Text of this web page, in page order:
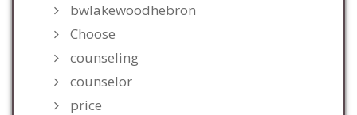
bwlakewoodhebron
Choose
counseling
counselor
price